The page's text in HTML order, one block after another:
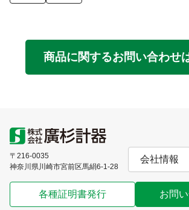
商品に関するお問い合わせ
〒216-0035
神奈川県川崎市宮前区馬絹6-1-28
会社情報
各種証明書発行 お問